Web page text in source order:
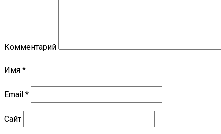
Комментарий
Имя *
Email *
Сайт